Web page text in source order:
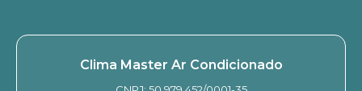
Clima Master Ar Condicionado